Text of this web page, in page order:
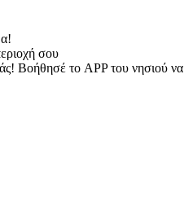
σου
Βοήθησέ το APP του νησιού να